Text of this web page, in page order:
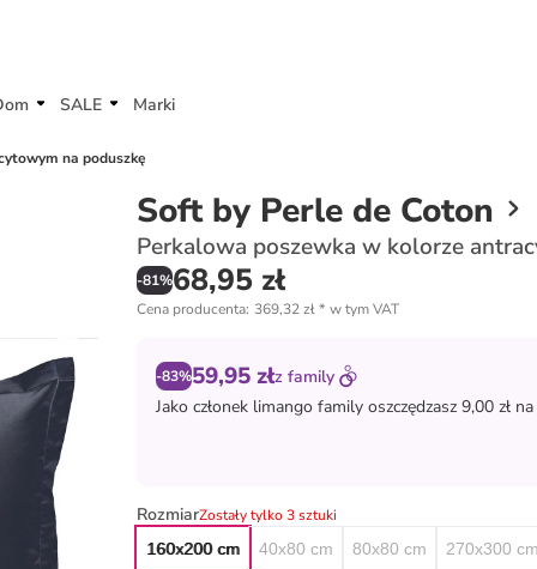
SALE Marki
na poduszkę
Soft by Perle de Coton
Perkalowa poszewka w kolorze
-81%68,95 zł
Cena producenta: 369,32 zł* w tym VAT
-83%59,95 złz family
Jako członek limango family oszczędzasz 9,00 zł
RozmiarZostały tylko 3 sztuki
160x200 cm
40x80 cm 80x80 cm 270x300 cm